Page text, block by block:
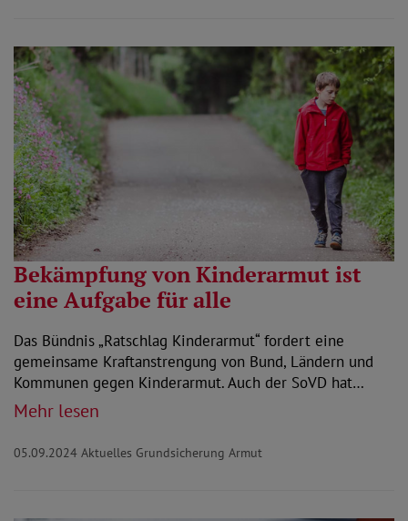
Bekämpfung von Kinderarmut ist
eine Aufgabe für alle
Das Bündnis „Ratschlag Kinderarmut“ fordert eine
gemeinsame Kraftanstrengung von Bund, Ländern und
Kommunen gegen Kinderarmut. Auch der SoVD hat…
Mehr lesen
05.09.2024 Aktuelles Grundsicherung Armut